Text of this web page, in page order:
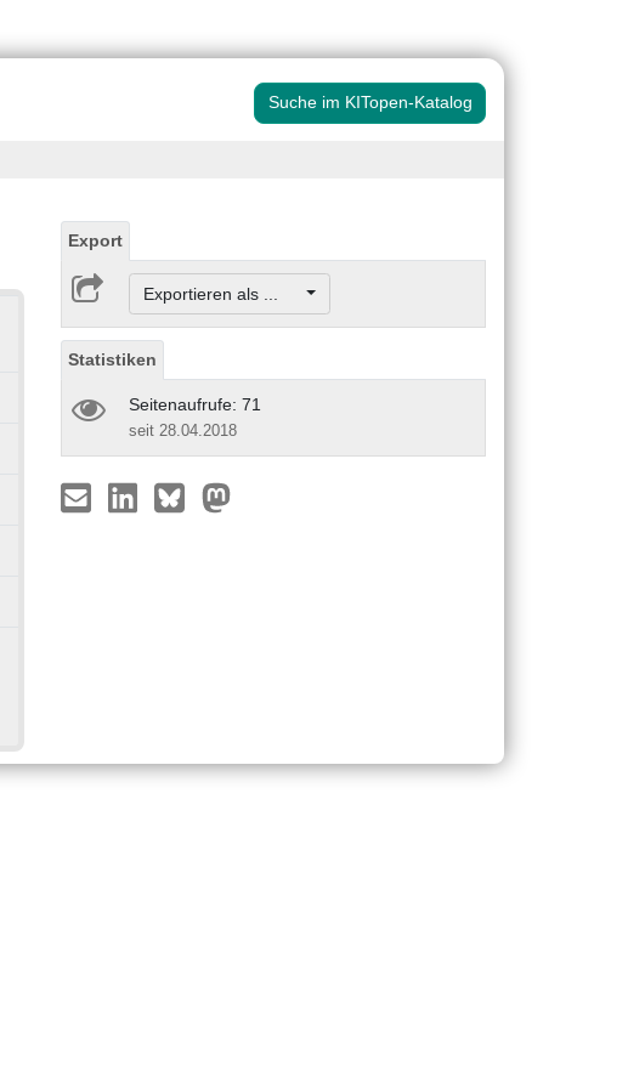
Suche im KITopen-Katalog
Export
Exportieren als ...
Statistiken
Seitenaufrufe: 71
seit 28.04.2018